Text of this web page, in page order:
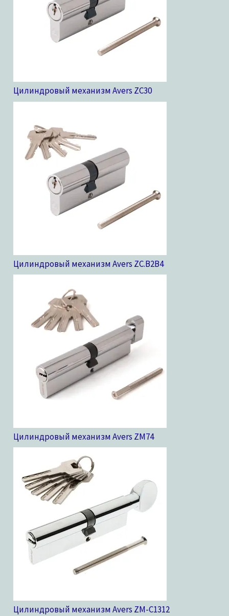
Цилиндровый механизм Avers ZC30
Цилиндровый механизм Avers ZC.B2B4
Цилиндровый механизм Avers ZM74
Цилиндровый механизм Avers ZM-C1312